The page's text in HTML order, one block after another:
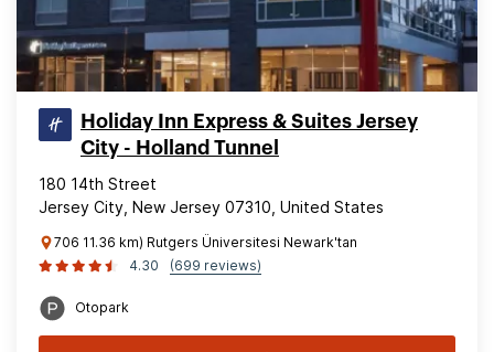
Holiday Inn Express & Suites Jersey
City - Holland Tunnel
180 14th Street
Jersey City, New Jersey 07310, United States
706 11.36 km) Rutgers Üniversitesi Newark'tan
4.30
(699 reviews)
Otopark